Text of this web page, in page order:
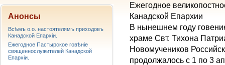
Ежегодное
Канадской Епархии
В нынешнем году
храме Свт. Тихона
Новомучеников
продолжалось с 1 по 3
Анонсы
Всѣмъ о.о. настоятелямъ приходовъ
Канадской Епархiи.
Ежегодное Пастырское говѣніе
священнослужителей Канадской
Епархіи.